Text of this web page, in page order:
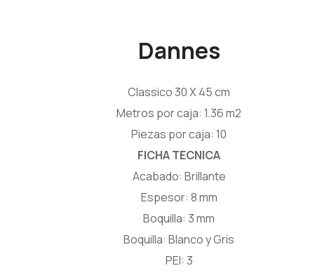
Dannes
Classico 30 X 45 cm
Metros por caja: 1.36 m2
Piezas por caja: 10
FICHA TECNICA
Acabado: Brillante
Espesor: 8 mm
Boquilla: 3 mm
Boquilla: Blanco y Gris
PEI: 3